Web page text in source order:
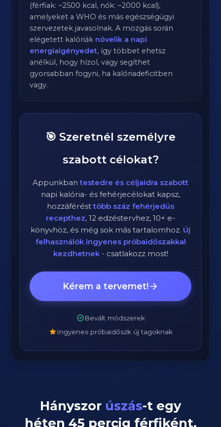
(férfiak: ~2500 kcal, nők: ~2000 kcal),
amelyeket a WHO és más egészségügyi
szervezetek javasolnak. A mozgás során
elégetett kalóriák növelik a napi
energiaigényedet, így többet ehetsz
anélkül, hogy hízol, vagy segíthet
gyorsabban fogyni, ha kalóriadeficitben
vagy.
🎯 Szeretnél személyre
szabott célokat?
Appunkbantestedre és céljaidra szabott
napi kalória- és fehérjecélokat kapsz,
hozzáférésttöbb száz fehérjedús
recepthez, 12 edzéstervhez, 10+ e-
könyvhöz, és még sok más tartalomhoz. Új
felhasználók ingyenes próbaidőszakkal
kezdhetnek- csatlakozz most!
Kérem a tervemet!
Bevált módszerek
Ingyenes próbaidőszk új tagoknak
Hányszor úszás-t egy
héten 45 percig férfiként,